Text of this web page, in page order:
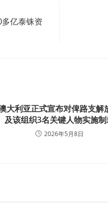
亿泰铢资
大利亚正式宣布对俾路支解
及该组织3名关键人物实施
2026年5月8日